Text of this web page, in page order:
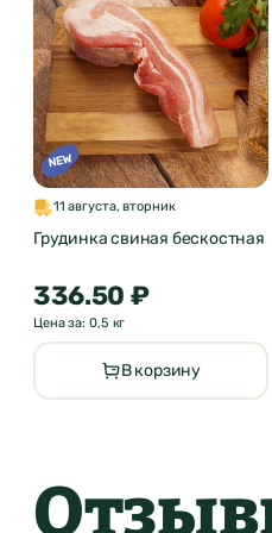
11 августа, вторник
Грудинка свиная бескостная
336.50 ₽
Цена за: 0,5 кг
В корзину